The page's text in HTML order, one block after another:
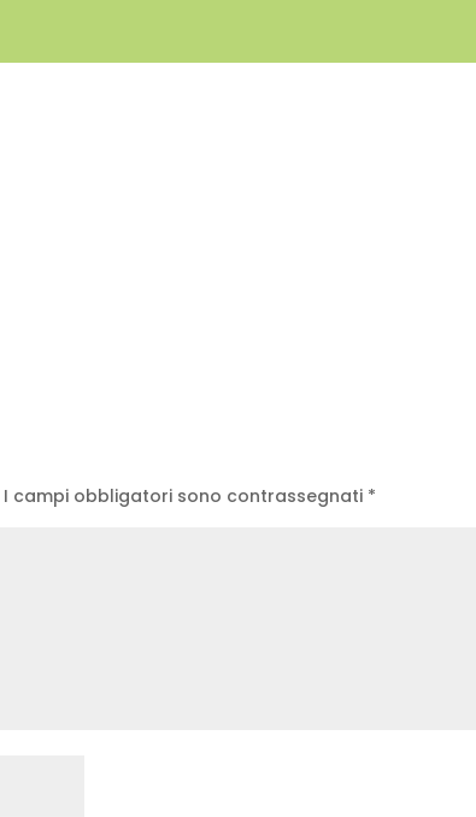
I campi obbligatori sono contrassegnati *